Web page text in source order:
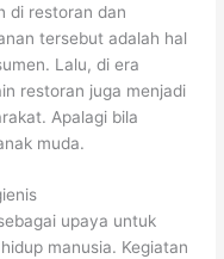
di restoran dan
tersebut adalah hal
Lalu, di era
restoran juga menjadi
Apalagi bila
muda.
upaya untuk
manusia. Kegiatan